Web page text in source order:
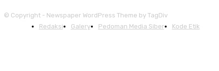
© Copyright - Newspaper WordPress Theme by TagDiv
Redaksi
Galery Pedoman Media Siber Kode Etik